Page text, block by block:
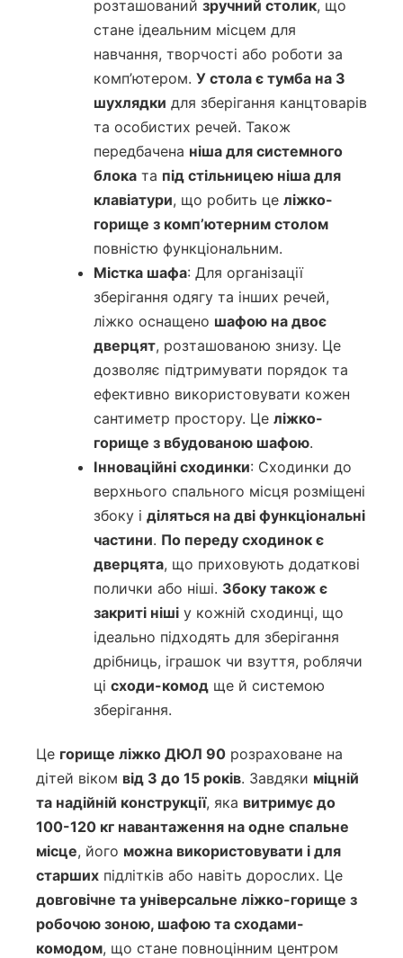
розташований зручний столик, що
стане ідеальним місцем для
навчання, творчості або роботи за
комп’ютером. У стола є тумба на 3
шухлядки для зберігання канцтоварів
та особистих речей. Також
передбачена ніша для системного
блоката під стільницею ніша для
клавіатури, що робить це ліжко-
горище з комп’ютерним столом
повністю функціональним.
Містка шафа: Для організації
зберігання одягу та інших речей,
ліжко оснащено шафою на двоє
дверцят, розташованою знизу. Це
дозволяє підтримувати порядок та
ефективно використовувати кожен
сантиметр простору. Це ліжко-
горище з вбудованою шафою.
Інноваційні сходинки: Сходинки до
верхнього спального місця розміщені
збоку і діляться на дві функціональні
частини. По переду сходинок є
дверцята, що приховують додаткові
полички або ніші. Збоку також є
закриті нішіу кожній сходинці, що
ідеально підходять для зберігання
дрібниць, іграшок чи взуття, роблячи
ці сходи-комодще й системою
зберігання.
Це горище ліжко ДЮЛ 90 розраховане на
дітей віком від 3 до 15 років. Завдяки міцній
та надійній конструкції, яка витримує до
100-120 кг навантаження на одне спальне
місце, його можна використовувати і для
старших підлітків або навіть дорослих. Це
довговічне та універсальне ліжко-горище з
робочою зоною, шафою та сходами-
комодом, що стане повноцінним центром